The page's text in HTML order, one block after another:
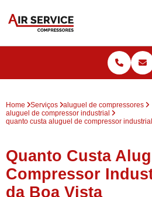
Home Serviços
aluguel de compressores
aluguel de compressor industrial
quanto custa aluguel de compressor
Quanto Custa
Compressor
da Boa Vista